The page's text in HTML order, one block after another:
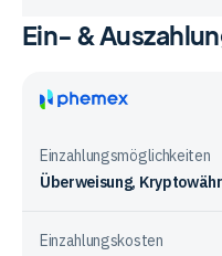
Vergleichstabelle
Gebühren
bei
Anbietern
Ein- &
Einzahlungsmöglichkeiten
Überweisung,
Einzahlungskosten